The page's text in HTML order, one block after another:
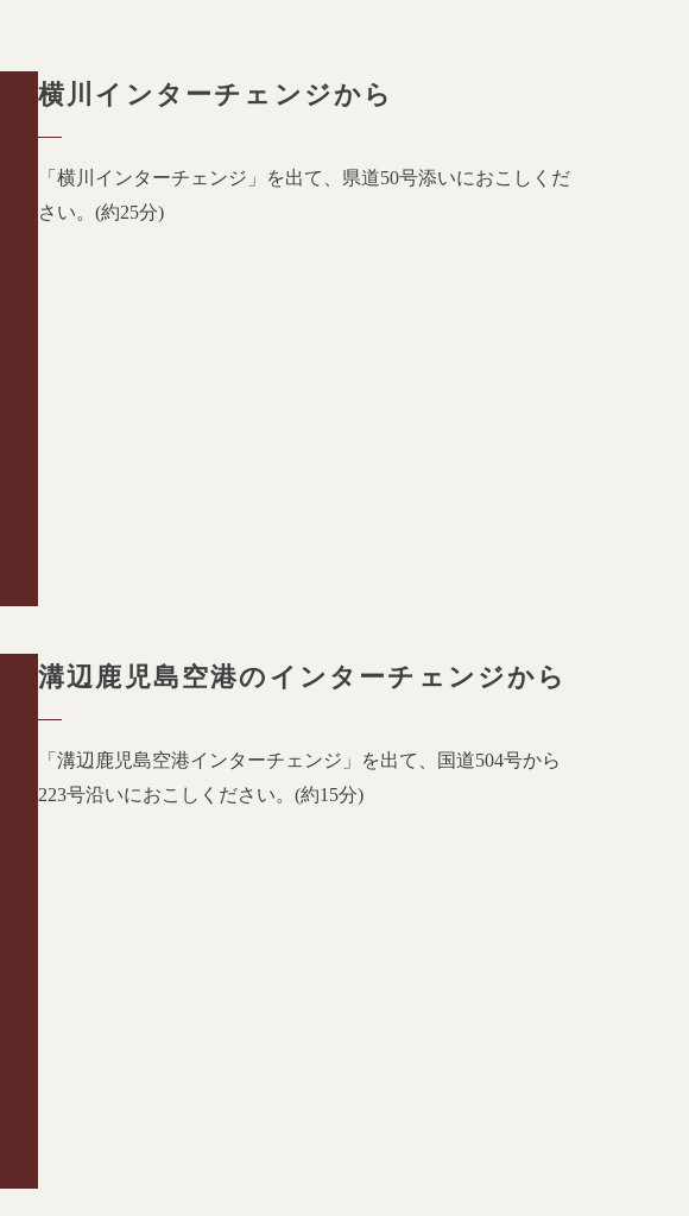
横川インターチェンジから
「横川インターチェンジ」を出て、県道50号添いにおこしくだ
さい。(約25分)
溝辺鹿児島空港のインターチェンジから
「溝辺鹿児島空港インターチェンジ」を出て、国道504号から
223号沿いにおこしください。(約15分)